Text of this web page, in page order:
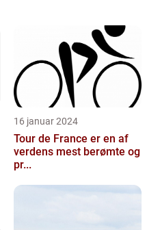
16 januar 2024
Tour de France er en af
verdens mest berømte og
pr...